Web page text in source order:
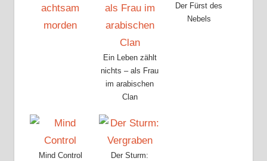
Ein Leben zählt
nichts – als Frau
im arabischen
Clan
Der Fürst des
Nebels
Mind Control
Der Sturm: